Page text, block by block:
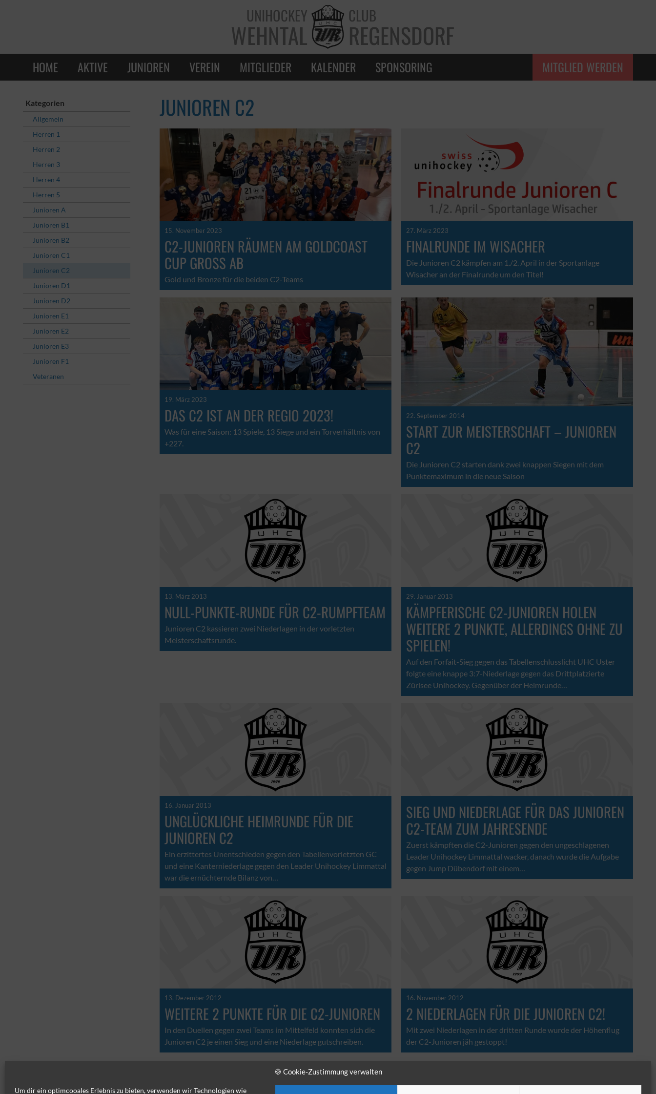
🍪 Cookie-Zustimmung verwalten
Um dir ein optimcooales Erlebnis zu bieten, verwenden wir Technologien wie
UNIHOCKEY
WEHNTAL
CLUB
REGENSDORF
HOME AKTIVE JUNIOREN VEREIN MITGLIEDER KALENDER SPONSORING MITGLIED WERDEN
Kategorien
Allgemein
Herren 1
Herren 2
Herren 3
Herren 4
Herren 5
Junioren A
Junioren B1
Junioren B2
Junioren C1
Junioren C2
Junioren D1
Junioren D2
Junioren E1
Junioren E2
Junioren E3
Junioren F1
Veteranen
JUNIOREN C2
15. November 2023
C2-JUNIOREN RÄUMEN AM GOLDCOAST
CUP GROSS AB
Gold und Bronze für die beiden C2-Teams
27. März 2023
FINALRUNDE IM WISACHER
Die Junioren C2 kämpfen am 1./2. April in der Sportanlage
Wisacher an der Finalrunde um den Titel!
19. März 2023
DAS C2 IST AN DER REGIO 2023!
Was für eine Saison: 13 Spiele, 13 Siege und ein Torverhältnis von
+227.
22. September 2014
START ZUR MEISTERSCHAFT – JUNIOREN
C2
Die Junioren C2 starten dank zwei knappen Siegen mit dem
Punktemaximum in die neue Saison
13. März 2013
NULL-PUNKTE-RUNDE FÜR C2-RUMPFTEAM
Junioren C2 kassieren zwei Niederlagen in der vorletzten
Meisterschaftsrunde.
29. Januar 2013
KÄMPFERISCHE C2-JUNIOREN HOLEN
WEITERE 2 PUNKTE, ALLERDINGS OHNE ZU
SPIELEN!
Auf den Forfait-Sieg gegen das Tabellenschlusslicht UHC Uster
folgte eine knappe 3:7-Niederlage gegen das Drittplatzierte
Zürisee Unihockey. Gegenüber der Heimrunde…
16. Januar 2013
UNGLÜCKLICHE HEIMRUNDE FÜR DIE
JUNIOREN C2
Ein erzittertes Unentschieden gegen den Tabellenvorletzten GC
und eine Kanterniederlage gegen den Leader Unihockey Limmattal
war die ernüchternde Bilanz von…
SIEG UND NIEDERLAGE FÜR DAS JUNIOREN
C2-TEAM ZUM JAHRESENDE
Zuerst kämpften die C2-Junioren gegen den ungeschlagenen
Leader Unihockey Limmattal wacker, danach wurde die Aufgabe
gegen Jump Dübendorf mit einem…
13. Dezember 2012
WEITERE 2 PUNKTE FÜR DIE C2-JUNIOREN
In den Duellen gegen zwei Teams im Mittelfeld konnten sich die
Junioren C2 je einen Sieg und eine Niederlage gutschreiben.
16. November 2012
2 NIEDERLAGEN FÜR DIE JUNIOREN C2!
Mit zwei Niederlagen in der dritten Runde wurde der Höhenflug
der C2-Junioren jäh gestoppt!
1 2 ►